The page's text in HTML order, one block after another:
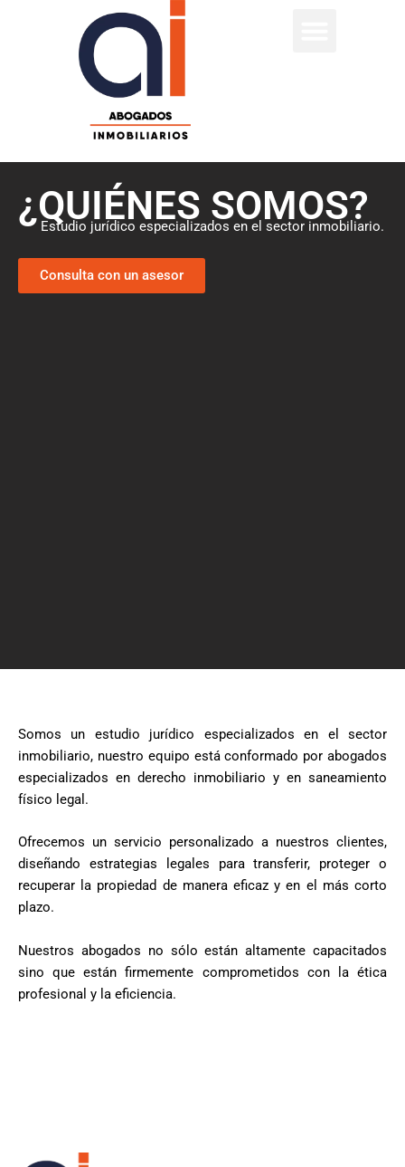
¿QUIÉNES SOMOS?
Estudio jurídico especializados en el sector inmobiliario.
Consulta con un asesor
Somos un estudio jurídico especializados en el sector
inmobiliario, nuestro equipo está conformado por abogados
especializados en derecho inmobiliario y en saneamiento
físico legal.
Ofrecemos un servicio personalizado a nuestros clientes,
diseñando estrategias legales para transferir, proteger o
recuperar la propiedad de manera eficaz y en el más corto
plazo.
Nuestros abogados no sólo están altamente capacitados
sino que están firmemente comprometidos con la ética
profesional y la eficiencia.